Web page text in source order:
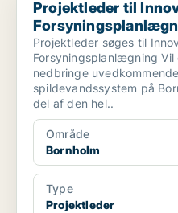
Projektleder til
Projektleder søges til
Forsyningsplanlægning
nedbringe
spildevandssystem på
del af den hel..
Område
Bornholm
Type
Projektleder